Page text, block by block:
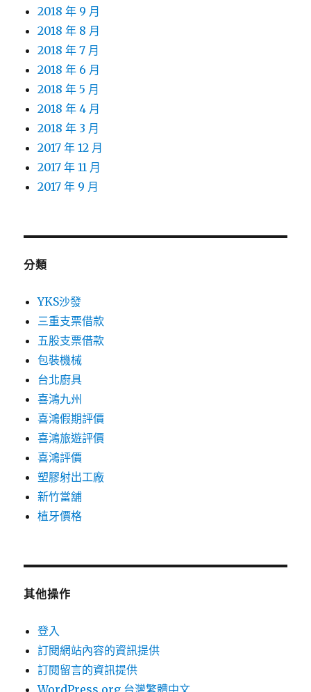
2018 年 9 月
2018 年 8 月
2018 年 7 月
2018 年 6 月
2018 年 5 月
2018 年 4 月
2018 年 3 月
2017 年 12 月
2017 年 11 月
2017 年 9 月
分類
YKS沙發
三重支票借款
五股支票借款
包裝機械
台北廚具
喜鴻九州
喜鴻假期評價
喜鴻旅遊評價
喜鴻評價
塑膠射出工廠
新竹當舖
植牙價格
其他操作
登入
訂閱網站內容的資訊提供
訂閱留言的資訊提供